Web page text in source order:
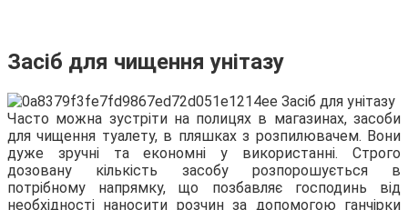
Засіб для чищення унітазу
Часто можна зустріти на полицях в магазинах, засоби
для чищення туалету, в пляшках з розпилювачем. Вони
дуже зручні та економні у використанні. Строго
дозовану кількість засобу розпорошується в
потрібному напрямку, що позбавляє господинь від
необхідності наносити розчин за допомогою ганчірки